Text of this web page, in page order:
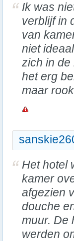
Ik was
verblijf in
van
niet
zich in de
het erg
maar
Het hotel
kamer
afgezien
douche
muur. De
werden